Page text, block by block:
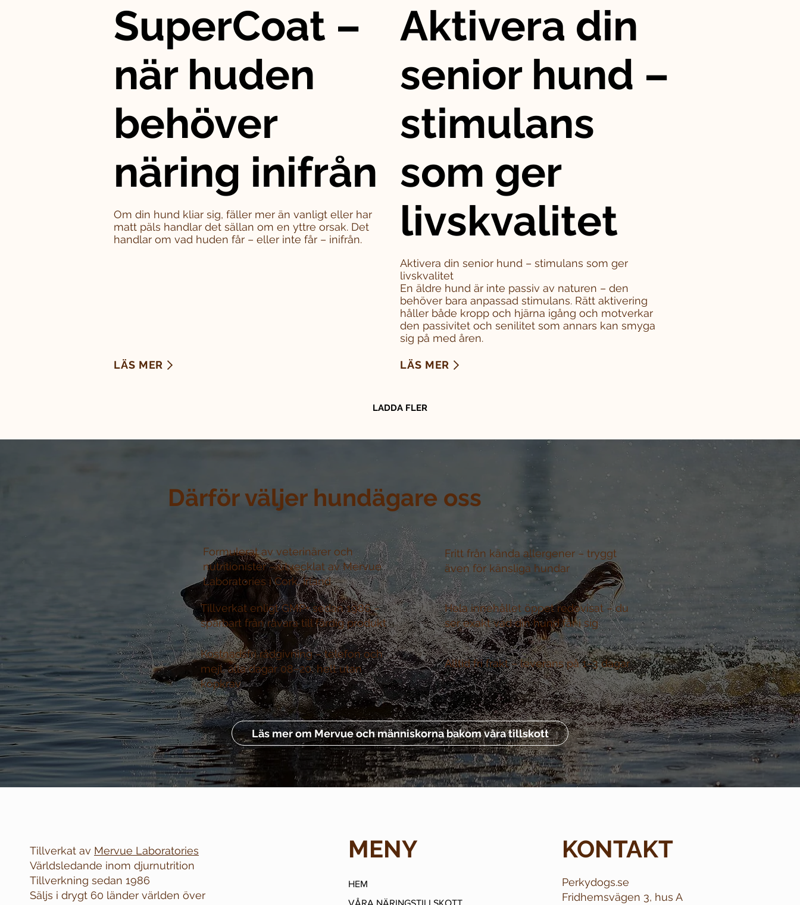
Därför väljer hundägare oss
Formulerat av veterinärer och
nutritionister –utvecklat av Mervue
Laboratories i Cork, Irland
Tillverkat enligt GMP+ sedan 1986 –
spårbart från råvara till färdig produkt
Kostnadsfri rådgivning –telefon och
mejl, alla dagar 08–20, helt utan
köpkrav
Läs mer om Mervue och människorna bakom våra tillskott
Fritt från kända allergener – tryggt
även för känsliga hundar
Hela innehållet öppet redovisat –du
ser exakt vad din hund får i sig
Alltid fri frakt –leverans på 1–3 dagar
SuperCoat –
när huden
behöver
näring inifrån
Om din hund kliar sig, fäller mer än vanligt eller har
matt päls handlar det sällan om en yttre orsak. Det
handlar om vad huden får – eller inte får – inifrån.
LÄS MER
Aktivera din
senior hund –
stimulans
som ger
livskvalitet
Aktivera din senior hund – stimulans som ger
livskvalitet
En äldre hund är inte passiv av naturen – den
behöver bara anpassad stimulans. Rätt aktivering
håller både kropp och hjärna igång och motverkar
den passivitet och senilitet som annars kan smyga
sig på med åren.
LÄS MER
LADDA FLER
Tillverkat av Mervue Laboratories
Världsledande inom djurnutrition
Tillverkning sedan 1986
Säljs i drygt 60 länder världen över
MENY
HEM
VÅRA NÄRINGSTILLSKOTT
KONTAKT
Perkydogs.se
Fridhemsvägen 3, hus A